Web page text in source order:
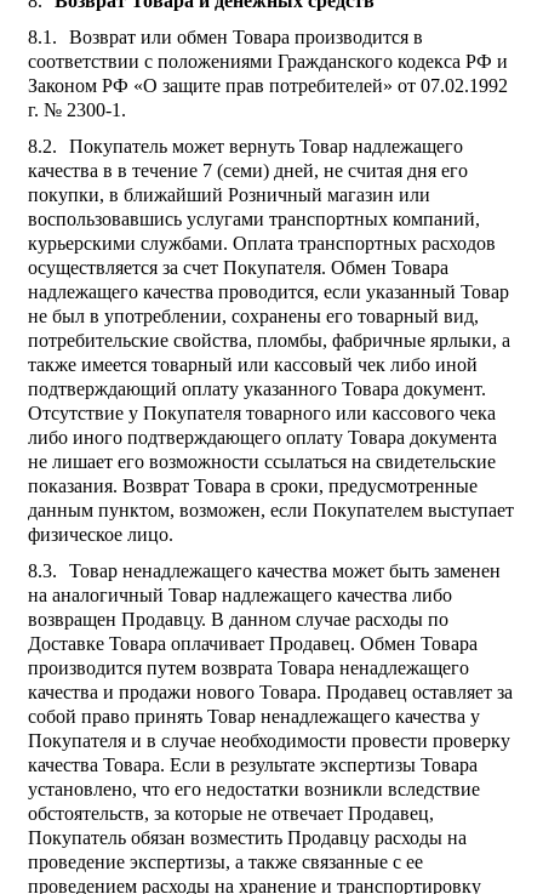
Возврат или обмен Товара производится в
соответствии с положениями Гражданского кодекса РФ и
Законом РФ «О защите прав потребителей» от 07.02.1992
г. № 2300-1.
Покупатель может вернуть Товар надлежащего
качества в в течение 7 (семи) дней, не считая дня его
покупки, в ближайший Розничный магазин или
воспользовавшись услугами транспортных компаний,
курьерскими службами. Оплата транспортных расходов
осуществляется за счет Покупателя. Обмен Товара
надлежащего качества проводится, если указанный Товар
не был в употреблении, сохранены его товарный вид,
потребительские свойства, пломбы, фабричные ярлыки, а
также имеется товарный или кассовый чек либо иной
подтверждающий оплату указанного Товара документ.
Отсутствие у Покупателя товарного или кассового чека
либо иного подтверждающего оплату Товара документа
не лишает его возможности ссылаться на свидетельские
показания. Возврат Товара в сроки, предусмотренные
данным пунктом, возможен, если Покупателем выступает
физическое лицо.
Товар ненадлежащего качества может быть заменен
на аналогичный Товар надлежащего качества либо
возвращен Продавцу. В данном случае расходы по
Доставке Товара оплачивает Продавец. Обмен Товара
производится путем возврата Товара ненадлежащего
качества и продажи нового Товара. Продавец оставляет за
собой право принять Товар ненадлежащего качества у
Покупателя и в случае необходимости провести проверку
качества Товара. Если в результате экспертизы Товара
установлено, что его недостатки возникли вследствие
обстоятельств, за которые не отвечает Продавец,
Покупатель обязан возместить Продавцу расходы на
проведение экспертизы, а также связанные с ее
проведением расходы на хранение и транспортировку